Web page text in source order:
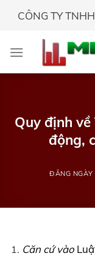
CÔNG TY
Quy định
động,
ĐĂNG NGÀY
Căn cứ vào